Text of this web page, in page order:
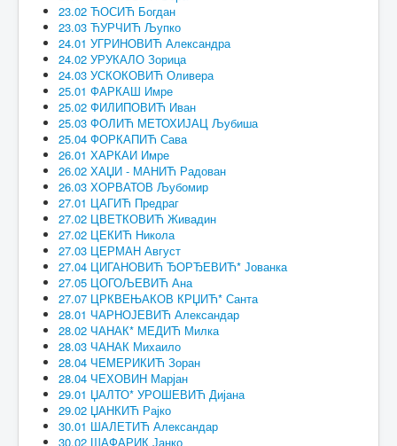
23.02 ЋОСИЋ Богдан
23.03 ЋУРЧИЋ Љупко
24.01 УГРИНОВИЋ Александра
24.02 УРУКАЛО Зорица
24.03 УСКОКОВИЋ Оливера
25.01 ФАРКАШ Имре
25.02 ФИЛИПОВИЋ Иван
25.03 ФОЛИЋ МЕТОХИЈАЦ Љубиша
25.04 ФОРКАПИЋ Сава
26.01 ХАРКАИ Имре
26.02 ХАЏИ - МАНИЋ Радован
26.03 ХОРВАТОВ Љубомир
27.01 ЦАГИЋ Предраг
27.02 ЦВЕТКОВИЋ Живадин
27.02 ЦЕКИЋ Никола
27.03 ЦЕРМАН Август
27.04 ЦИГАНОВИЋ ЂОРЂЕВИЋ* Јованка
27.05 ЦОГОЉЕВИЋ Ана
27.07 ЦРКВЕЊАКОВ КРЏИЋ* Санта
28.01 ЧАРНОЈЕВИЋ Александар
28.02 ЧАНАК* МЕДИЋ Милка
28.03 ЧАНАК Михаило
28.04 ЧЕМЕРИКИЋ Зоран
28.04 ЧЕХОВИН Марјан
29.01 ЏАЛТО* УРОШЕВИЋ Дијана
29.02 ЏАНКИЋ Рајко
30.01 ШАЛЕТИЋ Александар
30.02 ШАФАРИК Јанко